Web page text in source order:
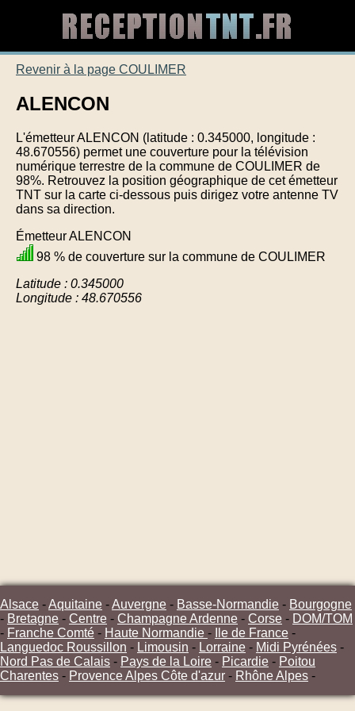
Revenir à la page COULIMER
ALENCON
L'émetteur ALENCON (latitude : 0.345000, longitude :
48.670556) permet une couverture pour la télévision
numérique terrestre de la commune de COULIMER de
98%. Retrouvez la position géographique de cet émetteur
TNT sur la carte ci-dessous puis dirigez votre antenne TV
dans sa direction.
Émetteur ALENCON
98 % de couverture sur la commune de COULIMER
Latitude : 0.345000
Longitude : 48.670556
Alsace -Aquitaine -Auvergne - Basse-Normandie - Bourgogne
- Bretagne - Centre - Champagne Ardenne - Corse - DOM/TOM
- Franche Comté - Haute Normandie - Ile de France -
Languedoc Roussillon - Limousin - Lorraine - Midi Pyrénées -
Nord Pas de Calais - Pays de la Loire - Picardie - Poitou
Charentes - Provence Alpes Côte d'azur - Rhône Alpes -